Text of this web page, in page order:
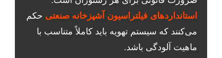
استانداردهای فیلتراسیون آشپزخانه صنعتی حکم
می‌کنند که سیستم تهویه باید کاملاً متناسب با
ماهیت آلودگی باشد.